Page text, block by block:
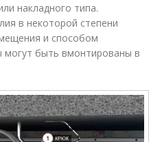
накладного типа.
в некоторой степени
и способом
могут быть вмонтированы в